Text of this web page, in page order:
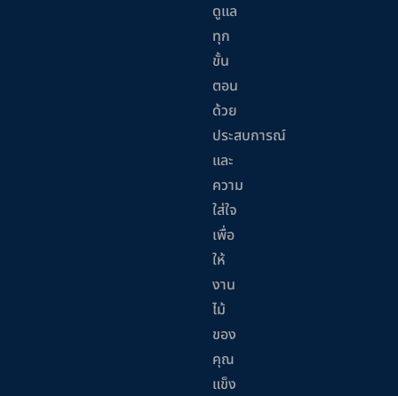
ดูแล
ทุก
ขั้น
ตอน
ด้วย
ประสบการณ์
และ
ความ
ใส่ใจ
เพื่อ
ให้
งาน
ไม้
ของ
คุณ
แข็ง